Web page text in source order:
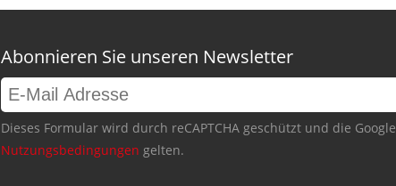
Abonnieren Sie unseren Newsletter
Dieses Formular wird durch reCAPTCHA geschützt und die Google
Nutzungsbedingungen gelten.